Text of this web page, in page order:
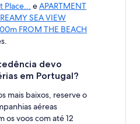
Place... eAPARTMENT
SEA VIEW
FROM THE BEACH
devo
em Portugal?
mais baixos, reserve o
aéreas
os voos com até 12